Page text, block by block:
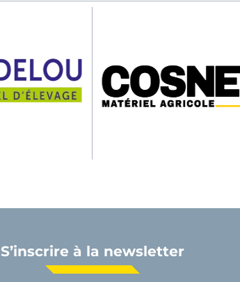
S’inscrire à la newsletter